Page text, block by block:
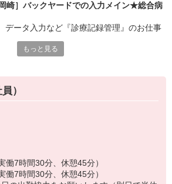
］バックヤードでの入力メイン★総合病
データ入力など『診療記録管理』のお仕事
沿ってシステムへ入力することがほとんど
もっと見る
）
働7時間30分、休憩45分）
働7時間30分、休憩45分）